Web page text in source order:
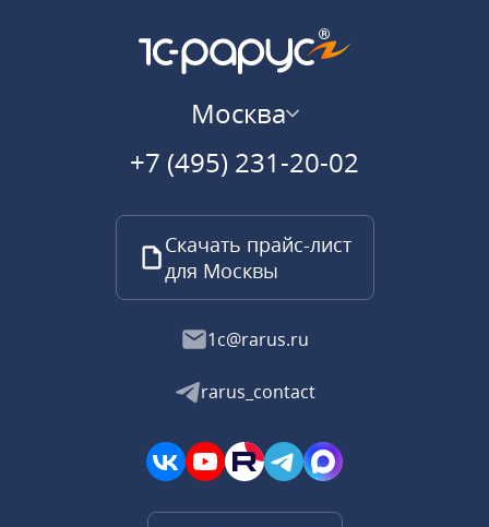
Москва
+7 (495) 231-20-02
Скачать прайс-лист
для Москвы
1c@rarus.ru
rarus_contact